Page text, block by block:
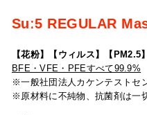
Suː5 REGULAR
【花粉】【ウィルス】【PM2.5
BFE・VFE・PFEすべて99.9%
※一般社団法人カケンテストセ
※原材料に不純物、抗菌剤は一